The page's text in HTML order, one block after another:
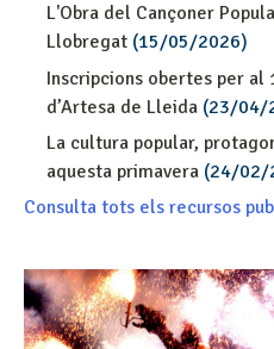
L'Obra del Cançoner
Llobregat (15/05/2026)
Inscripcions obertes per al
d’Artesa de Lleida (23/04/
La cultura popular,
aquesta primavera (24/02/
Consulta tots els recursos